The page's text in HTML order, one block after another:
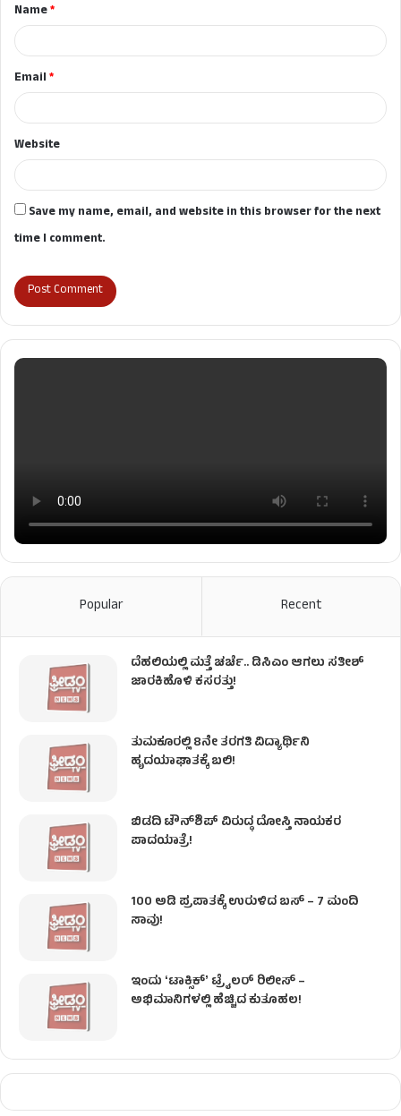
*Name*
Email*
Website
Save my name, email, and website in this browser for the next
time I comment.
Popular Recent
ದೆಹಲಿಯಲ್ಲಿ ಮತ್ತೆ ಚರ್ಚೆ.. ಡಿಸಿಎಂ ಆಗಲು ಸತೀಶ್
ಜಾರಕಿಹೊಳಿ ಕಸರತ್ತು!
ತುಮಕೂರಲ್ಲಿ 8ನೇ ತರಗತಿ ವಿದ್ಯಾರ್ಥಿನಿ
ಹೃದಯಾಘಾತಕ್ಕೆ ಬಲಿ!
ಬಿಡದಿ ಟೌನ್‌ಶಿಪ್‌ ವಿರುದ್ಧ ದೋಸ್ತಿ ನಾಯಕರ
ಪಾದಯಾತ್ರೆ!
100 ಅಡಿ ಪ್ರಪಾತಕ್ಕೆ ಉರುಳಿದ ಬಸ್‌ – 7 ಮಂದಿ
ಸಾವು!
ಇಂದು ʻಟಾಕ್ಸಿಕ್ʼ ಟ್ರೈಲರ್ ರಿಲೀಸ್‌ –
ಅಭಿಮಾನಿಗಳಲ್ಲಿ ಹೆಚ್ಚಿದ ಕುತೂಹಲ!